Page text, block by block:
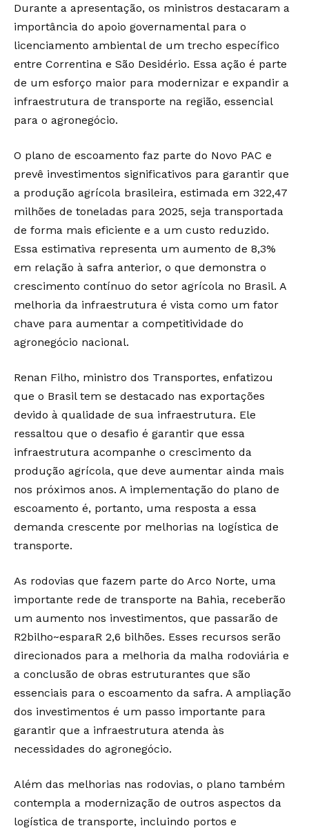
Durante a apresentação, os ministros destacaram a
importância do apoio governamental para o
licenciamento ambiental de um trecho específico
entre Correntina e São Desidério. Essa ação é parte
de um esforço maior para modernizar e expandir a
infraestrutura de transporte na região, essencial
para o agronegócio.
O plano de escoamento faz parte do Novo PAC e
prevê investimentos significativos para garantir que
a produção agrícola brasileira, estimada em 322,47
milhões de toneladas para 2025, seja transportada
de forma mais eficiente e a um custo reduzido.
Essa estimativa representa um aumento de 8,3%
em relação à safra anterior, o que demonstra o
crescimento contínuo do setor agrícola no Brasil. A
melhoria da infraestrutura é vista como um fator
chave para aumentar a competitividade do
agronegócio nacional.
Renan Filho, ministro dos Transportes, enfatizou
que o Brasil tem se destacado nas exportações
devido à qualidade de sua infraestrutura. Ele
ressaltou que o desafio é garantir que essa
infraestrutura acompanhe o crescimento da
produção agrícola, que deve aumentar ainda mais
nos próximos anos. A implementação do plano de
escoamento é, portanto, uma resposta a essa
demanda crescente por melhorias na logística de
transporte.
As rodovias que fazem parte do Arco Norte, uma
importante rede de transporte na Bahia, receberão
um aumento nos investimentos, que passarão de
R2bilho~esparaR 2,6 bilhões. Esses recursos serão
direcionados para a melhoria da malha rodoviária e
a conclusão de obras estruturantes que são
essenciais para o escoamento da safra. A ampliação
dos investimentos é um passo importante para
garantir que a infraestrutura atenda às
necessidades do agronegócio.
Além das melhorias nas rodovias, o plano também
contempla a modernização de outros aspectos da
logística de transporte, incluindo portos e